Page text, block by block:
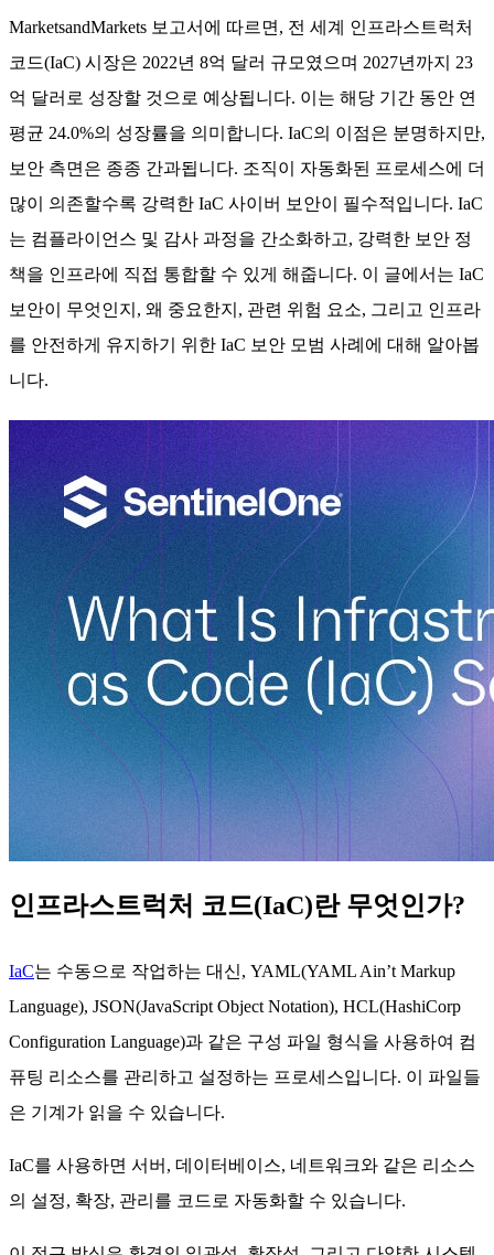
MarketsandMarkets 보고서에 따르면, 전 세계 인프라스트럭처
코드(IaC) 시장은 2022년 8억 달러 규모였으며 2027년까지 23
억 달러로 성장할 것으로 예상됩니다. 이는 해당 기간 동안 연
평균 24.0%의 성장률을 의미합니다. IaC의 이점은 분명하지만,
보안 측면은 종종 간과됩니다. 조직이 자동화된 프로세스에 더
많이 의존할수록 강력한 IaC 사이버 보안이 필수적입니다. IaC
는 컴플라이언스 및 감사 과정을 간소화하고, 강력한 보안 정
책을 인프라에 직접 통합할 수 있게 해줍니다. 이 글에서는 IaC
보안이 무엇인지, 왜 중요한지, 관련 위험 요소, 그리고 인프라
를 안전하게 유지하기 위한 IaC 보안 모범 사례에 대해 알아봅
니다.
인프라스트럭처 코드(IaC)란 무엇인가?
IaC는 수동으로 작업하는 대신, YAML(YAML Ain’t Markup
Language), JSON(JavaScript Object Notation), HCL(HashiCorp
Configuration Language)과 같은 구성 파일 형식을 사용하여 컴
퓨팅 리소스를 관리하고 설정하는 프로세스입니다. 이 파일들
은 기계가 읽을 수 있습니다.
IaC를 사용하면 서버, 데이터베이스, 네트워크와 같은 리소스
의 설정, 확장, 관리를 코드로 자동화할 수 있습니다.